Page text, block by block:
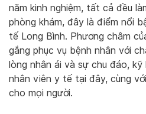
năm kinh nghiệm, tất cả đều
phòng khám, đây là điểm nổi
tế Long Bình. Phương châm
gắng phục vụ bệnh nhân với
lòng nhân ái và sự chu đáo,
nhân viên y tế tại đây, cùng
cho mọi người.